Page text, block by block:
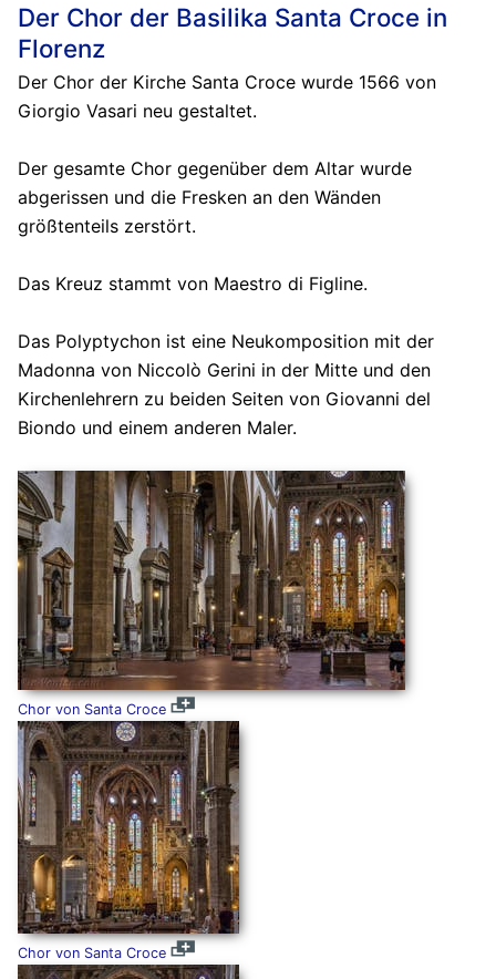
Der Chor der Basilika Santa Croce in
Florenz
Der Chor der Kirche Santa Croce wurde 1566 von
Giorgio Vasari neu gestaltet.
Der gesamte Chor gegenüber dem Altar wurde
abgerissen und die Fresken an den Wänden
größtenteils zerstört.
Das Kreuz stammt von Maestro di Figline.
Das Polyptychon ist eine Neukomposition mit der
Madonna von Niccolò Gerini in der Mitte und den
Kirchenlehrern zu beiden Seiten von Giovanni del
Biondo und einem anderen Maler.
Chor von Santa Croce
Chor von Santa Croce